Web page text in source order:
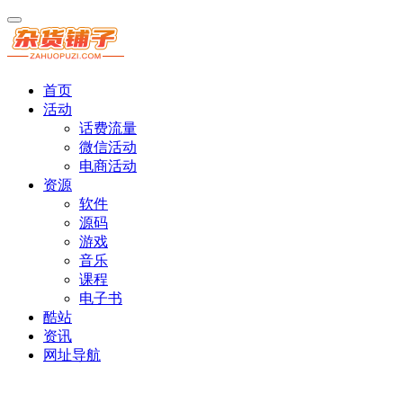
首页
活动
话费流量
微信活动
电商活动
资源
软件
源码
游戏
音乐
课程
电子书
酷站
资讯
网址导航